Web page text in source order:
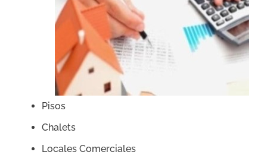
Pisos
Chalets
Locales Comerciales